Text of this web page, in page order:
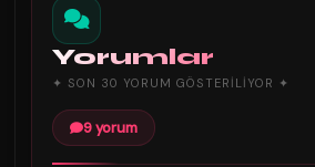
Yorumlar
✦ SON 30 YORUM GÖSTERILIYOR ✦
9 yorum